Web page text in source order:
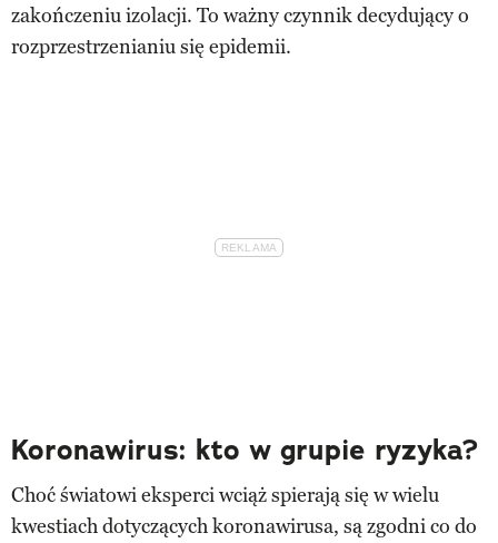
zakończeniu izolacji. To ważny czynnik decydujący o
rozprzestrzenianiu się epidemii.
Koronawirus: kto w grupie ryzyka?
Choć światowi eksperci wciąż spierają się w wielu
kwestiach dotyczących koronawirusa, są zgodni co do